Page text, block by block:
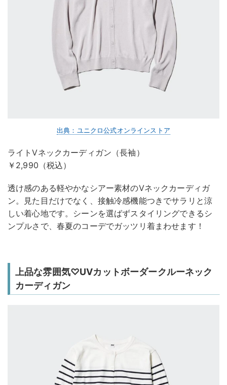
出典：ユニクロ公式オンラインストア
ライトVネックカーディガン（長袖）
￥2,990（税込）
透け感のある軽やかなシアー素材のVネックカーディガ
ン。見た目だけでなく、接触冷感機能つきでサラリと涼
しい着心地です。シーンを選ばずスタイリングできるシ
ンプルさで、春夏のコーデでガッツリ着まわせます！
上品な雰囲気♡UVカットボーダークルーネック
カーディガン